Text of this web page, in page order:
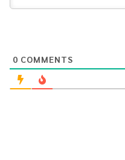
0 COMMENTS